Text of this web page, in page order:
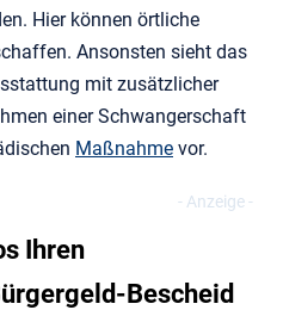
Hier können örtliche
Ansonsten sieht das
mit zusätzlicher
einer Schwangerschaft
Maßnahme vor.
Ihren
Bescheid